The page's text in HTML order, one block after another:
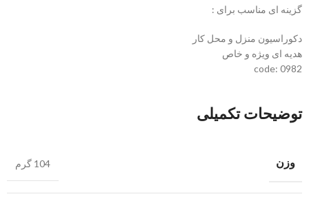
گزینه ای مناسب برای :
دکوراسیون منزل و محل کار
هدیه ای ویژه و خاص
code: 0982
توضیحات تکمیلی
وزن 104 گرم